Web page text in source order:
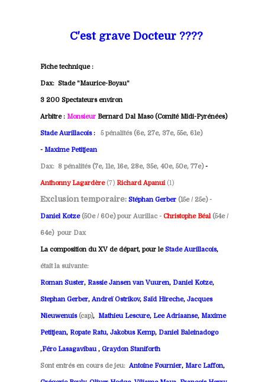
C'est grave Docteur ????
Fiche technique :
Dax: Stade "Maurice-Boyau"
3 200 Spectateurs environ
Arbitre : Monsieur Bernard Dal Maso (Comité Midi-Pyrénées)
Stade Aurillacois : 5 pénalités (6e, 27e, 37e, 55e, 61e)
- Maxime Petitjean
Dax: 8 pénalités (7e, 11e, 16e, 28e, 35e, 40e, 50e, 77e)-
Anthonny Lagardère (7) Richard Apanui (1)
Exclusion temporaire: Stéphan Gerber (15e / 25e) -
Daniel Kotze (50e / 60e)pour Aurillac - Christophe Béal (54e /
64e) pour Dax
La composition du XV de départ, pour le Stade Aurillacois,
était la suivante:
Roman Suster, Rassie Jansen van Vuuren, Daniel Kotze,
Stephan Gerber, Andreï Ostrikov, Saïd Hireche, Jacques
Nieuwenuis (cap), Mathieu Lescure, Lee Adriaanse, Maxime
Petitjean, Ropate Ratu, Jakobus Kemp, Daniel Baleinadogo
,Féro Lasagavibau, Graydon Staniforth
Sont entrés en cours de jeu: Antoine Fournier, Marc Laffon,